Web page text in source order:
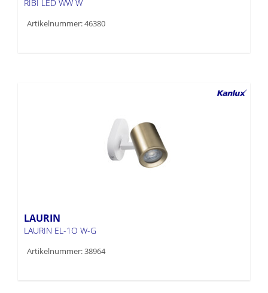
RIBI LED WW W
Artikelnummer: 46380
LAURIN
LAURIN EL-1O W-G
Artikelnummer: 38964